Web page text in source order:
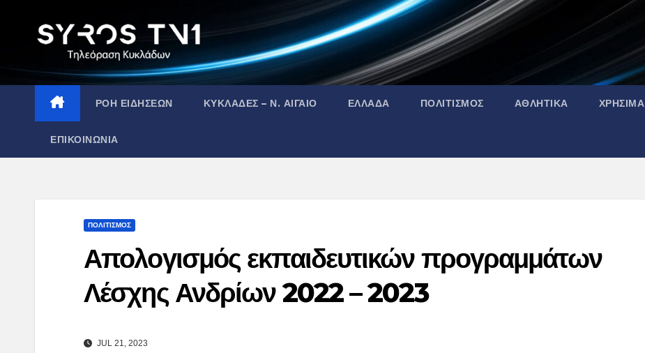
ΡΟΗ ΕΙΔΗΣΕΩΝ ΚΥΚΛΑΔΕΣ – Ν. ΑΙΓΑΙΟ ΕΛΛΑΔΑ ΠΟΛΙΤΙΣΜΟΣ ΑΘΛΗΤΙΚΑ ΧΡΗΣΙΜΑ
ΕΠΙΚΟΙΝΩΝΙΑ
ΠΟΛΙΤΙΣΜΟΣ
Απολογισμός εκπαιδευτικών προγραμμάτων
Λέσχης Ανδρίων 2022 – 2023
JUL 21, 2023